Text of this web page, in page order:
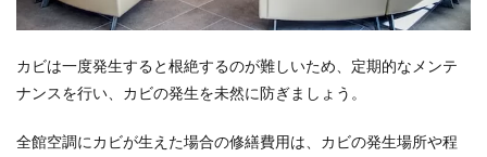
カビは一度発生すると根絶するのが難しいため、定期的なメンテ
ナンスを行い、カビの発生を未然に防ぎましょう。
全館空調にカビが生えた場合の修繕費用は、カビの発生場所や程